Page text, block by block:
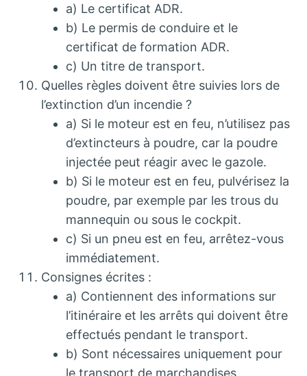
a) Le certificat ADR.
b) Le permis de conduire et le
certificat de formation ADR.
c) Un titre de transport.
Quelles règles doivent être suivies lors de
l’extinction d’un incendie ?
a) Si le moteur est en feu, n’utilisez pas
d’extincteurs à poudre, car la poudre
injectée peut réagir avec le gazole.
b) Si le moteur est en feu, pulvérisez la
poudre, par exemple par les trous du
mannequin ou sous le cockpit.
c) Si un pneu est en feu, arrêtez-vous
immédiatement.
Consignes écrites :
a) Contiennent des informations sur
l’itinéraire et les arrêts qui doivent être
effectués pendant le transport.
b) Sont nécessaires uniquement pour
le transport de marchandises